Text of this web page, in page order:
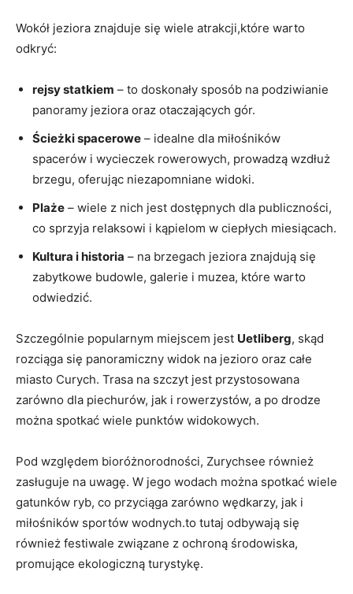
Wokół jeziora znajduje się wiele atrakcji,które warto
odkryć:
rejsy statkiem – to doskonały sposób na podziwianie
panoramy jeziora oraz otaczających gór.
Ścieżki spacerowe – idealne dla miłośników
spacerów i wycieczek rowerowych, prowadzą wzdłuż
brzegu, oferując niezapomniane widoki.
Plaże – wiele z nich jest dostępnych dla publiczności,
co sprzyja relaksowi i kąpielom w ciepłych miesiącach.
Kultura i historia – na brzegach jeziora znajdują się
zabytkowe budowle, galerie i muzea, które warto
odwiedzić.
Szczególnie popularnym miejscem jest Uetliberg, skąd
rozciąga się panoramiczny widok na jezioro oraz całe
miasto Curych. Trasa na szczyt jest przystosowana
zarówno dla piechurów, jak i rowerzystów, a po drodze
można spotkać wiele punktów widokowych.
Pod względem bioróżnorodności, Zurychsee również
zasługuje na uwagę. W jego wodach można spotkać wiele
gatunków ryb, co przyciąga zarówno wędkarzy, jak i
miłośników sportów wodnych.to tutaj odbywają się
również festiwale związane z ochroną środowiska,
promujące ekologiczną turystykę.